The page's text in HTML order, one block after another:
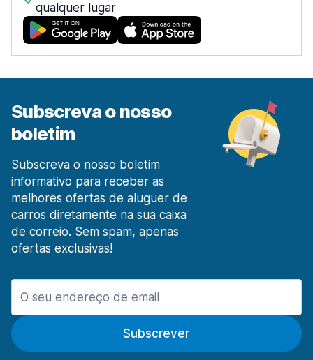
Centro da cidade
desde 8,17 € por dia
Madeira
413 ofertas especiais em 2 localizações
Aeroporto de Funchal Madeira
desde 17,13 € por dia
O Porto
1003 ofertas especiais em 9 localizações
Aeroporto do Porto
desde 8,54 € por dia
Pombal
20 ofertas especiais em 1 localização
Portimão
20 ofertas especiais em 3 localizações
qualquer lugar
Subscreva o nosso
boletim
Subscreva o nosso boletim
informativo para receber as
melhores ofertas de aluguer de
carros diretamente na sua caixa
de correio. Sem spam, apenas
ofertas exclusivas!
Subscrever